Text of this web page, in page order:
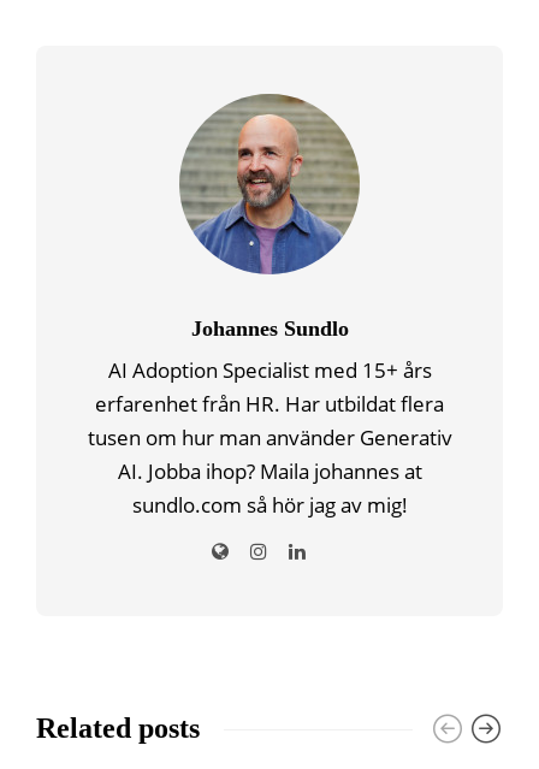
Johannes Sundlo
AI Adoption Specialist med 15+ års
erfarenhet från HR. Har utbildat flera
tusen om hur man använder Generativ
AI. Jobba ihop? Maila johannes at
sundlo.com så hör jag av mig!
Related posts